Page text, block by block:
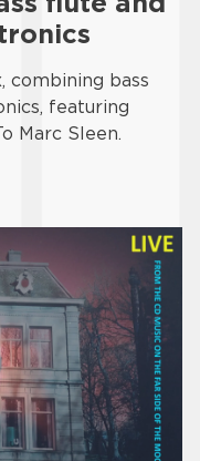
combining bass
featuring
Marc Sleen.